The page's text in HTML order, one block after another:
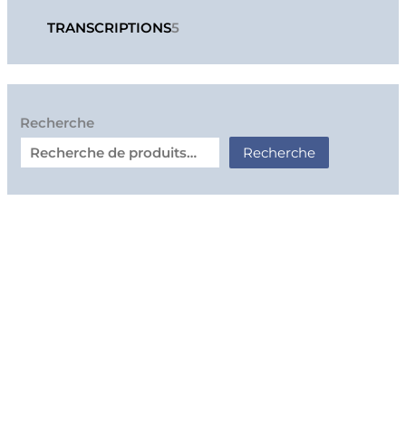
TRANSCRIPTIONS5
Recherche
Recherche